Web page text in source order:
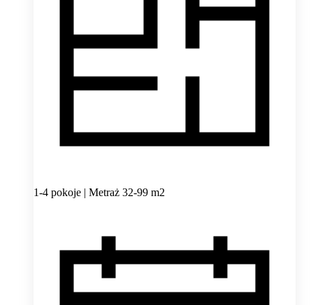
1-4 pokoje | Metraż 32-99 m2